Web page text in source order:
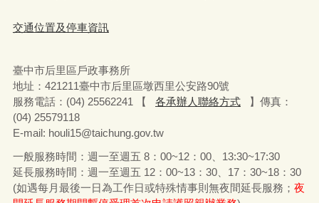
交通位置及停車資訊
臺中市后里區戶政事務所
地址： 421211臺中市后里區墩西里公安路90號
服務電話： (04) 25562241 【 各承辦人聯絡方式 】傳真：
(04) 25579118
E-mail: houli15@taichung.gov.tw
一般服務時間：週一至週五 8： 00~12： 00、 13:30~17:30
延長服務時間：週一至週五 12： 00~13： 30、 17： 30~18： 30
(如遇每月最後一日為工作日或特殊情事則無夜間延長服務； 夜